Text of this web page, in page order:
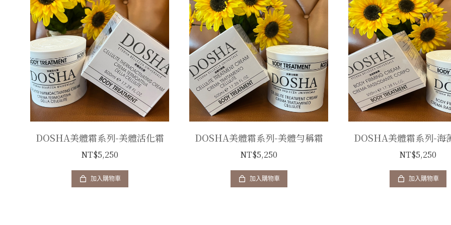
DOSHA美體霜系列-美體活化霜
NT$5,250
加入購物車
DOSHA美體霜系列-美體勻稱霜
NT$5,250
加入購物車
DOSHA美體霜系列-海
NT$5,250
加入購物車